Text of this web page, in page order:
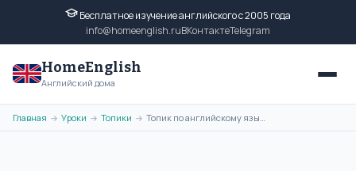
Бесплатное изучение английского с 2005 года
info@homeenglish.ruВКонтактеTelegram
HomeEnglish
Английский дома
Главная → Уроки → Топики → Топик по английскому языку на тему - Education in the USA для всех